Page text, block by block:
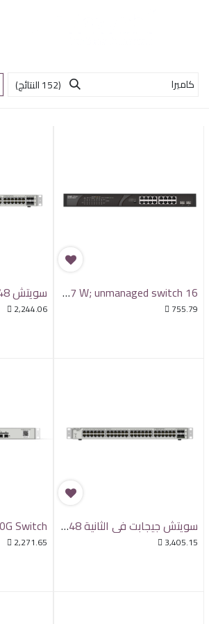
(152 النتائج)
16 x 1000M copper ports and 2 x 1000M uplink SFP combo ports: 16 ports for PoE/PoE+, with the maximum PoE power up to 247 W; unmanaged switch;
 755.79
 2,244.06
سويتش جيجابت في الثانية 48 منافذ و +-4SFP POE -و كلاود مدى الحياة من Reyee
 3,405.15
 2,271.65